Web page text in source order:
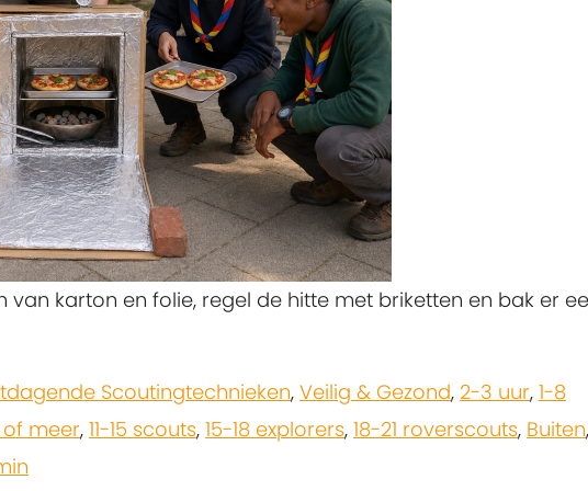
van karton en folie, regel de hitte met briketten en bak er
Scoutingtechnieken, Veilig & Gezond, 2-3 uur, 1-8
of meer, 11-15 scouts, 15-18 explorers, 18-21 roverscouts, Buiten,